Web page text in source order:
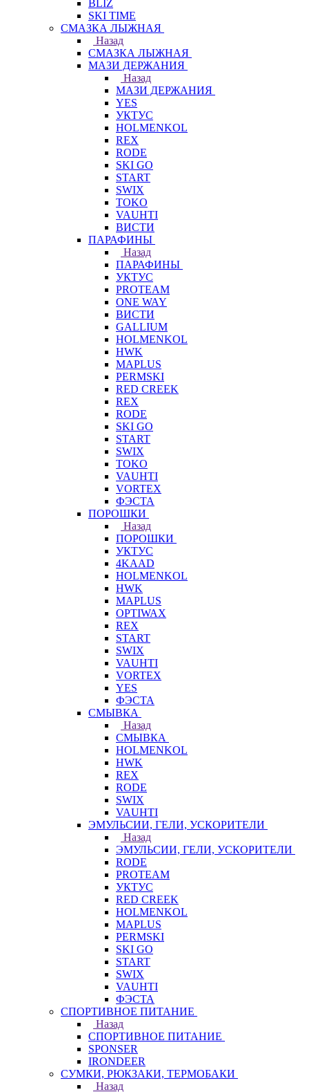
BLIZ
SKI TIME
СМАЗКА ЛЫЖНАЯ
Назад
СМАЗКА ЛЫЖНАЯ
МАЗИ ДЕРЖАНИЯ
Назад
МАЗИ ДЕРЖАНИЯ
YES
УКТУС
HOLMENKOL
REX
RODE
SKI GO
START
SWIX
TOKO
VAUHTI
ВИСТИ
ПАРАФИНЫ
Назад
ПАРАФИНЫ
УКТУС
PROTEAM
ONE WAY
ВИСТИ
GALLIUM
HOLMENKOL
HWK
MAPLUS
PERMSKI
RED CREEK
REX
RODE
SKI GO
START
SWIX
TOKO
VAUHTI
VORTEX
ФЭСТА
ПОРОШКИ
Назад
ПОРОШКИ
УКТУС
4KAAD
HOLMENKOL
HWK
MAPLUS
OPTIWAX
REX
START
SWIX
VAUHTI
VORTEX
YES
ФЭСТА
СМЫВКА
Назад
СМЫВКА
HOLMENKOL
HWK
REX
RODE
SWIX
VAUHTI
ЭМУЛЬСИИ, ГЕЛИ, УСКОРИТЕЛИ
Назад
ЭМУЛЬСИИ, ГЕЛИ, УСКОРИТЕЛИ
RODE
PROTEAM
УКТУС
RED CREEK
HOLMENKOL
MAPLUS
PERMSKI
SKI GO
START
SWIX
VAUHTI
ФЭСТА
СПОРТИВНОЕ ПИТАНИЕ
Назад
СПОРТИВНОЕ ПИТАНИЕ
SPONSER
IRONDEER
СУМКИ, РЮКЗАКИ, ТЕРМОБАКИ
Назад